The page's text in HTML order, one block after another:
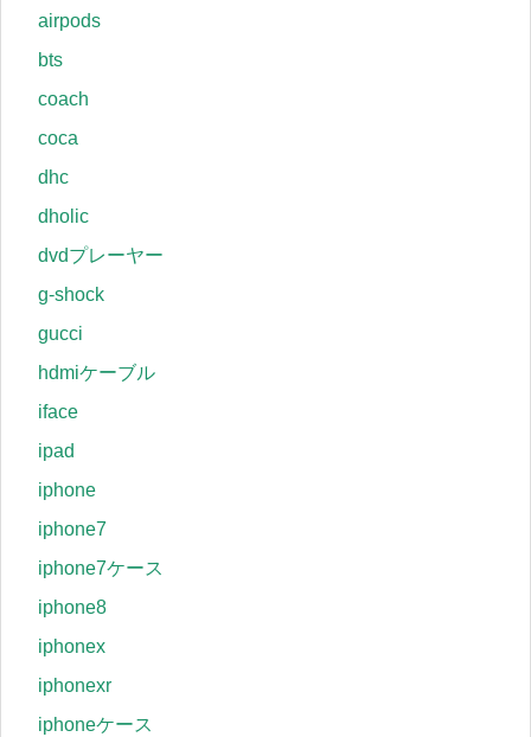
airpods
bts
coach
coca
dhc
dholic
dvdプレーヤー
g-shock
gucci
hdmiケーブル
iface
ipad
iphone
iphone7
iphone7ケース
iphone8
iphonex
iphonexr
iphoneケース